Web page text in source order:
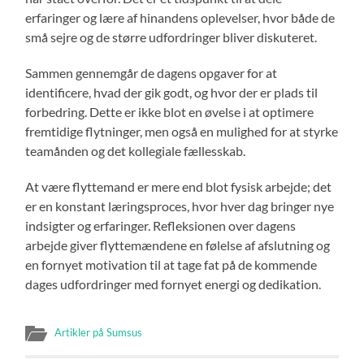
erfaringer og lære af hinandens oplevelser, hvor både de
små sejre og de større udfordringer bliver diskuteret.
Sammen gennemgår de dagens opgaver for at
identificere, hvad der gik godt, og hvor der er plads til
forbedring. Dette er ikke blot en øvelse i at optimere
fremtidige flytninger, men også en mulighed for at styrke
teamånden og det kollegiale fællesskab.
At være flyttemand er mere end blot fysisk arbejde; det
er en konstant læringsproces, hvor hver dag bringer nye
indsigter og erfaringer. Refleksionen over dagens
arbejde giver flyttemændene en følelse af afslutning og
en fornyet motivation til at tage fat på de kommende
dages udfordringer med fornyet energi og dedikation.
Artikler på Sumsus